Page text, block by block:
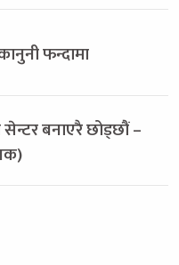
फन्दामा
बनाएरै छोड्छौं –